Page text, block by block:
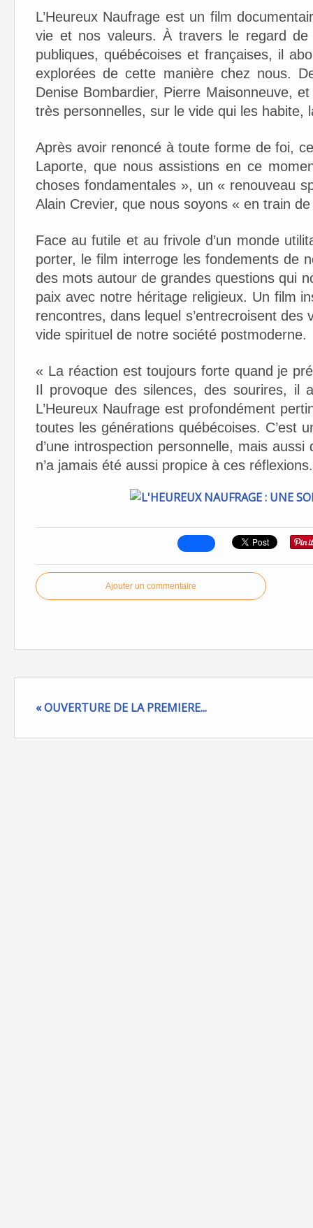
L’Heureux Naufrage est un film
vie et nos valeurs. À travers le regard de
publiques, québécoises et françaises, il
explorées de cette manière chez nous.
Denise Bombardier, Pierre Maisonneuve,
très personnelles, sur le vide qui les habite,
Après avoir renoncé à toute forme de foi,
Laporte, que nous assistions en ce
choses fondamentales », un « renouveau
Alain Crevier, que nous soyons « en train
Face au futile et au frivole d’un monde
porter, le film interroge les fondements de
des mots autour de grandes questions qui
paix avec notre héritage religieux. Un film
rencontres, dans lequel s’entrecroisent
vide spirituel de notre société postmoderne.
« La réaction est toujours forte quand je
Il provoque des silences, des sourires, il
L’Heureux Naufrage est profondément
toutes les générations québécoises. C’est
d’une introspection personnelle, mais
n’a jamais été aussi propice à ces
Ajouter un commentaire
« OUVERTURE DE LA PREMIERE...